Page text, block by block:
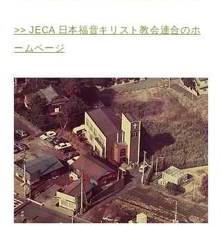
>> JECA 日本福音キリスト教会連合のホ
ームページ